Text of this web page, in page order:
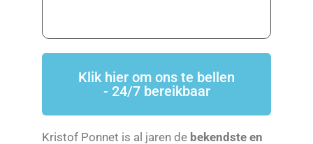
Klik hier om ons te bellen
- 24/7 bereikbaar
Kristof Ponnet is al jaren de bekendste en